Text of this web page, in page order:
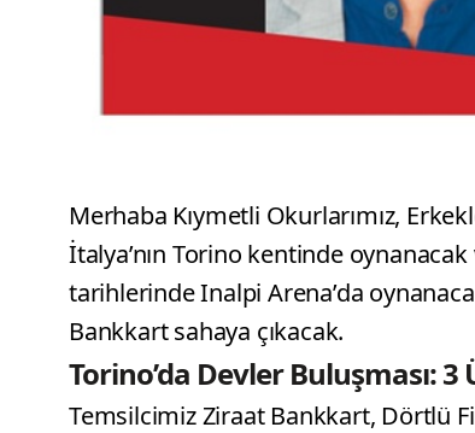
Merhaba Kıymetli Okurlarımız,
İtalya’nın Torino kentinde oynanacak
tarihlerinde Inalpi Arena’da
Bankkart sahaya çıkacak.
Torino’da Devler Buluşması:
Temsilcimiz Ziraat Bankkart, Dörtlü